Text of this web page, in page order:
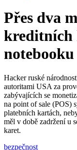
Přes dva
kreditních
Hacker ruské
autoritami USA za
zabývajících se
na point of sale (POS)
platebních kartách,
měl v době zadržení u
karet.
bezpečnost